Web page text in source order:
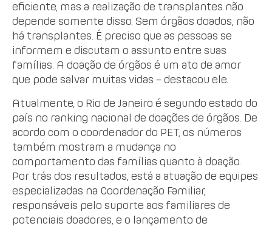
eficiente, mas a realização de transplantes não
depende somente disso. Sem órgãos doados, não
há transplantes. É preciso que as pessoas se
informem e discutam o assunto entre suas
famílias. A doação de órgãos é um ato de amor
que pode salvar muitas vidas – destacou ele.
Atualmente, o Rio de Janeiro é segundo estado do
país no ranking nacional de doações de órgãos. De
acordo com o coordenador do PET, os números
também mostram a mudança no
comportamento das famílias quanto à doação.
Por trás dos resultados, está a atuação de equipes
especializadas na Coordenação Familiar,
responsáveis pelo suporte aos familiares de
potenciais doadores, e o lançamento de